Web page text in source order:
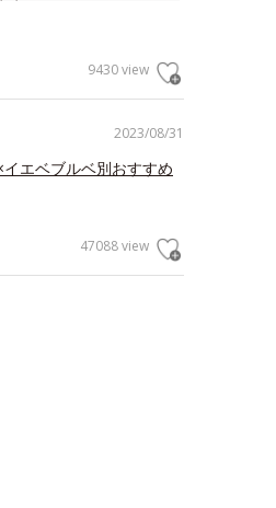
9430 view
2023/08/31
エベブルベ別おすすめ
47088 view